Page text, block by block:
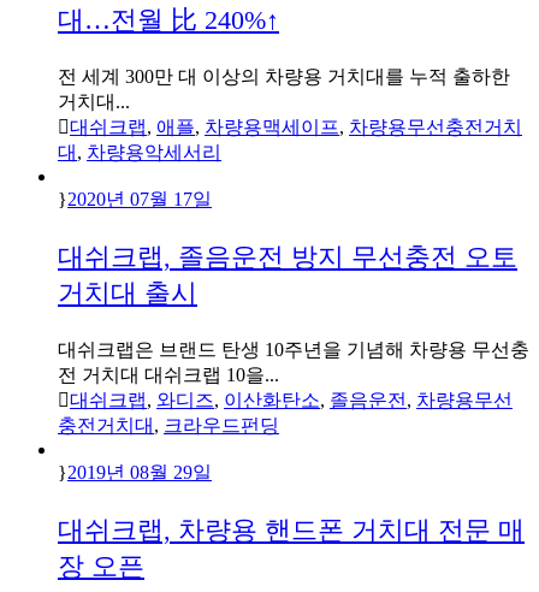
대…전월 比 240%↑
전 세계 300만 대 이상의 차량용 거치대를 누적 출하한
거치대...
대쉬크랩, 애플, 차량용맥세이프, 차량용무선충전거치
대 , 차량용악세서리
2020년 07월 17일
대쉬크랩, 졸음운전 방지 무선충전 오토
거치대 출시
대쉬크랩은 브랜드 탄생 10주년을 기념해 차량용 무선충
전 거치대 대쉬크랩 10을...
대쉬크랩, 와디즈, 이산화탄소, 졸음운전 , 차량용무선
충전거치대 , 크라우드펀딩
2019년 08월 29일
대쉬크랩, 차량용 핸드폰 거치대 전문 매
장 오픈